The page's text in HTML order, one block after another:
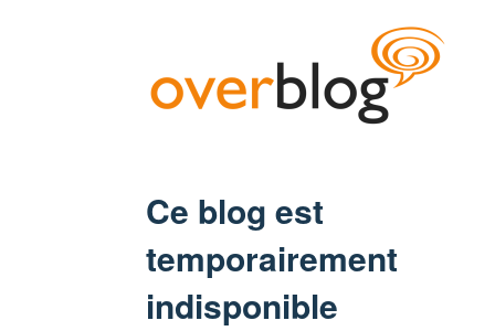
Ce blog est
temporairement
indisponible